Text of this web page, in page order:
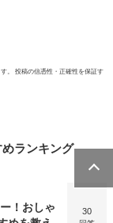
。 投稿の信憑性・正確性を保証す
ランキング
！おしゃ
30